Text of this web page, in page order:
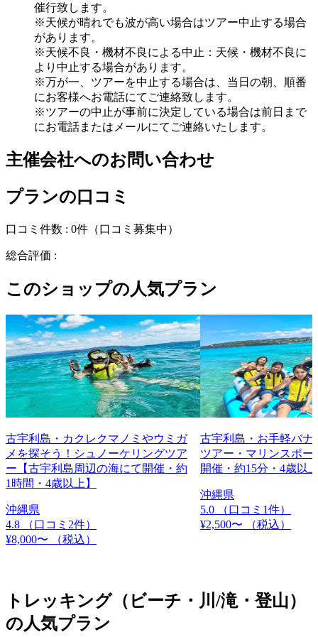
催行致します。
※天候が晴れでも波が高い場合はツアー中止する場合
があります。
※天候不良・機材不良による中止：天候・機材不良に
より中止する場合があります。
※万が一、ツアーを中止する場合は、当日の朝、順番
にお客様へお電話にてご連絡致します。
※ツアーの中止が事前に決定している場合は前日まで
にお電話またはメールにてご連絡いたします。
主催会社へのお問い合わせ
プランの口コミ
口コミ件数 : 0件 （口コミ募集中）
総合評価 :
このショップの人気プラン
古宇利島・カクレクマノミやウミガ
メを探そう！シュノーケリングツア
ー【古宇利島周辺の海にて開催・約
1時間・4歳以上】
沖縄県
4.8
（口コミ2件）
¥8,000〜
（税込）
古宇利島・お手軽バナ
ツアー・マリンスポー
開催・約15分・4歳以
沖縄県
5.0
（口コミ1件）
¥2,500〜
（税込）
トレッキング（ビーチ・川/滝・登山）
の人気プラン